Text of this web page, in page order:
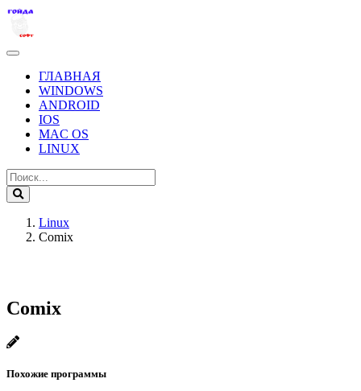
ГЛАВНАЯ
WINDOWS
ANDROID
IOS
MAC OS
LINUX
Linux
Comix
Comix
Похожие программы